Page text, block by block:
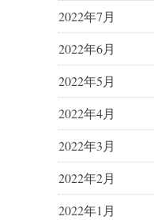
2022年7月
2022年6月
2022年5月
2022年4月
2022年3月
2022年2月
2022年1月